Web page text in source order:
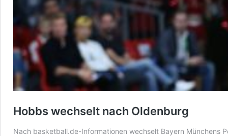
Hobbs wechselt nach Oldenburg
Nach basketball.de-Informationen wechselt Bayern Münchens